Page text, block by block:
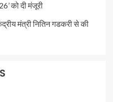
को दी मंजूरी
मंत्री नितिन गडकरी से की